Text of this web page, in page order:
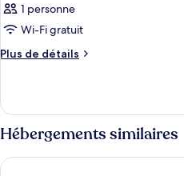
1 personne
Wi-Fi gratuit
Plus de détails
Plus
le
type
de
Chambre
Hébergements similaires
Mare Hotel Apartments